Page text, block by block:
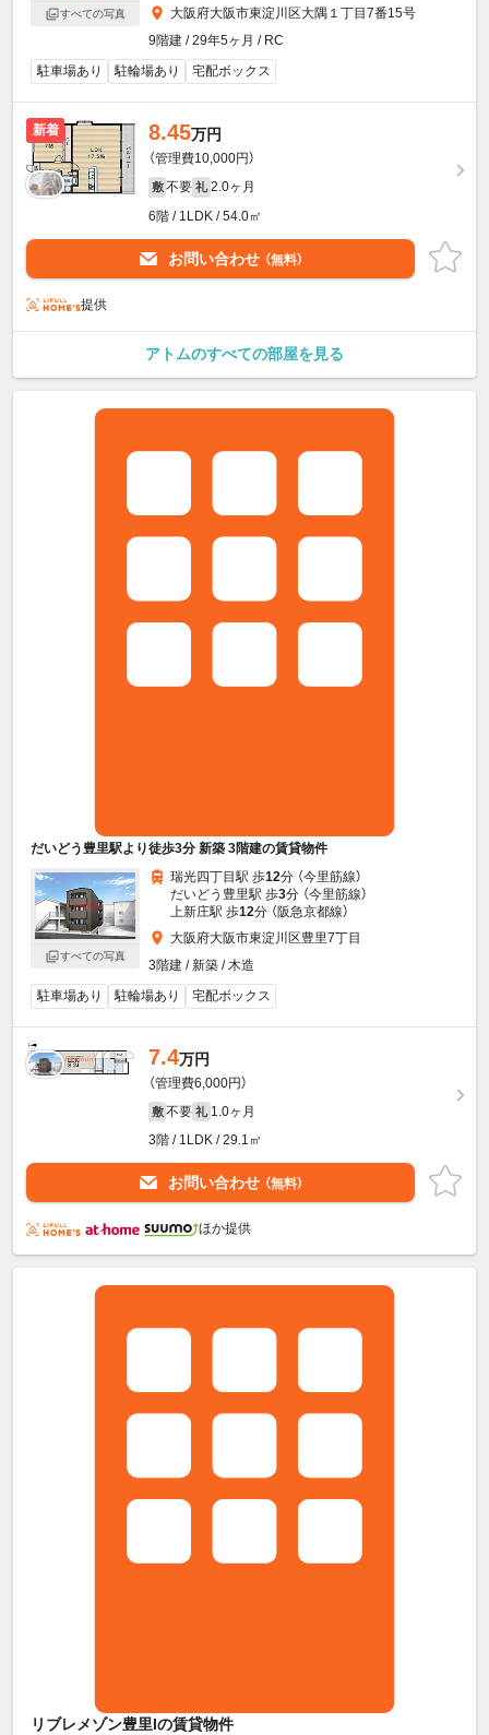
すべての写真
大阪府大阪市東淀川区大隅１丁目7番15号
9階建 / 29年5ヶ月 / RC
駐車場あり
駐輪場あり 宅配ボックス
新着 8.45万円
（管理費10,000円）
敷 不要 礼 2.0ヶ月
6階 / 1LDK / 54.0㎡
お問い合わせ （無料）
提供
アトムのすべての部屋を見る
だいどう豊里駅より徒歩3分 新築 3階建の賃貸物件
すべての写真
瑞光四丁目駅 歩12分 （今里筋線）
だいどう豊里駅 歩3分 （今里筋線）
上新庄駅 歩12分 （阪急京都線）
大阪府大阪市東淀川区豊里7丁目
3階建 / 新築 / 木造
駐車場あり
駐輪場あり 宅配ボックス
7.4万円
（管理費6,000円）
敷 不要 礼 1.0ヶ月
3階 / 1LDK / 29.1㎡
お問い合わせ （無料）
ほか提供
リブレメゾン豊里Iの賃貸物件